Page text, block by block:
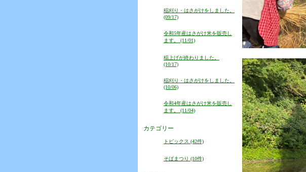
稲刈り・はさがけをしました。
(09/17)
令和5年産はさがけ米を販売し
ます。 (11/01)
稲上げが終わりました。
(10/17)
稲刈り・はさがけをしました。
(10/06)
令和4年産はさがけ米を販売し
ます。 (11/04)
カテゴリー
トピックス (42件)
そばまつり (10件)